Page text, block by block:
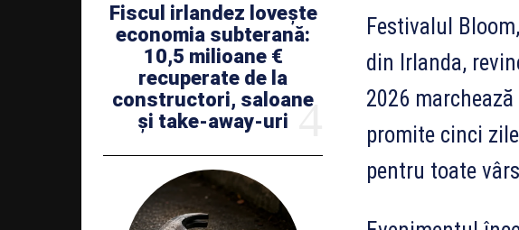
Fiscul irlandez lovește
economia subterană:
10,5 milioane €
recuperate de la
constructori, saloane
și take-away-uri
Festivalul
din Irlanda,
2026
promite cinci
pentru toate